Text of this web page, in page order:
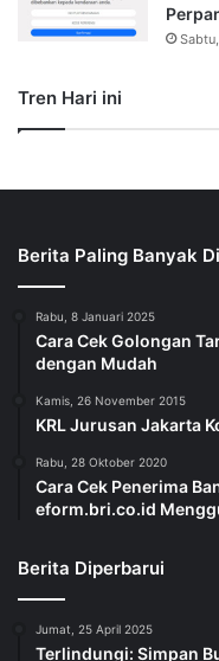
Tren Hari ini
Berita Paling Banyak
Rabu, 8 Januari 2025
Cara Cek Golongan
dengan Mudah
Kamis, 26 November 2015
KRL Jurusan Jakarta
Rabu, 28 Oktober 2020
Cara Cek Penerima
eform.bri.co.id
Berita Diperbarui
Jumat, 25 April 2025
Terlindungi: Simpan